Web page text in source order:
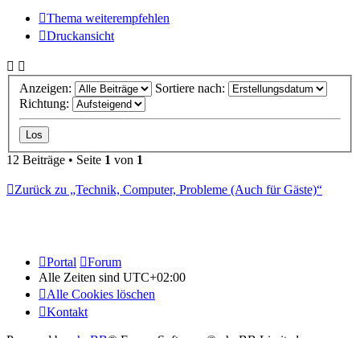
Thema weiterempfehlen
Druckansicht
Anzeigen:
Sortiere nach:
Richtung:
12 Beiträge • Seite 1 von 1
Zurück zu „Technik, Computer, Probleme (Auch für Gäste)“
Portal
Forum
Alle Zeiten sind UTC+02:00
Alle Cookies löschen
Kontakt